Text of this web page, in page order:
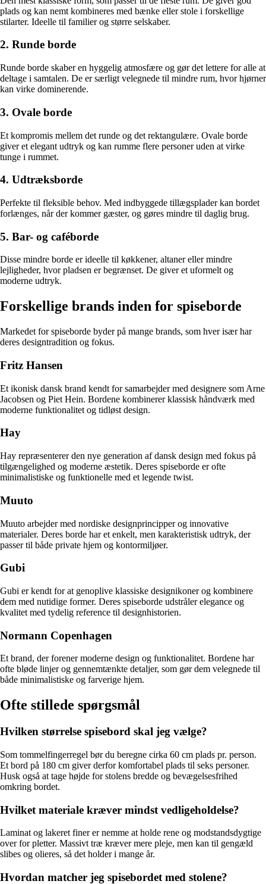
plads og kan nemt kombineres med bænke eller stole i forskellige
stilarter. Ideelle til familier og større selskaber.
2. Runde borde
Runde borde skaber en hyggelig atmosfære og gør det lettere for alle at
deltage i samtalen. De er særligt velegnede til mindre rum, hvor hjørner
kan virke dominerende.
3. Ovale borde
Et kompromis mellem det runde og det rektangulære. Ovale borde
giver et elegant udtryk og kan rumme flere personer uden at virke
tunge i rummet.
4. Udtræksborde
Perfekte til fleksible behov. Med indbyggede tillægsplader kan bordet
forlænges, når der kommer gæster, og gøres mindre til daglig brug.
5. Bar- og caféborde
Disse mindre borde er ideelle til køkkener, altaner eller mindre
lejligheder, hvor pladsen er begrænset. De giver et uformelt og
moderne udtryk.
Forskellige brands inden for spiseborde
Markedet for spiseborde byder på mange brands, som hver især har
deres designtradition og fokus.
Fritz Hansen
Et ikonisk dansk brand kendt for samarbejder med designere som Arne
Jacobsen og Piet Hein. Bordene kombinerer klassisk håndværk med
moderne funktionalitet og tidløst design.
Hay
Hay repræsenterer den nye generation af dansk design med fokus på
tilgængelighed og moderne æstetik. Deres spiseborde er ofte
minimalistiske og funktionelle med et legende twist.
Muuto
Muuto arbejder med nordiske designprincipper og innovative
materialer. Deres borde har et enkelt, men karakteristisk udtryk, der
passer til både private hjem og kontormiljøer.
Gubi
Gubi er kendt for at genoplive klassiske designikoner og kombinere
dem med nutidige former. Deres spiseborde udstråler elegance og
kvalitet med tydelig reference til designhistorien.
Normann Copenhagen
Et brand, der forener moderne design og funktionalitet. Bordene har
ofte bløde linjer og gennemtænkte detaljer, som gør dem velegnede til
både minimalistiske og farverige hjem.
Ofte stillede spørgsmål
Hvilken størrelse spisebord skal jeg vælge?
Som tommelfingerregel bør du beregne cirka 60 cm plads pr. person.
Et bord på 180 cm giver derfor komfortabel plads til seks personer.
Husk også at tage højde for stolens bredde og bevægelsesfrihed
omkring bordet.
Hvilket materiale kræver mindst vedligeholdelse?
Laminat og lakeret finer er nemme at holde rene og modstandsdygtige
over for pletter. Massivt træ kræver mere pleje, men kan til gengæld
slibes og olieres, så det holder i mange år.
Hvordan matcher jeg spisebordet med stolene?